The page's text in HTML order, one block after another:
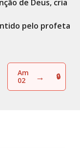
de Deus, cria
pelo profeta
Am
02
→